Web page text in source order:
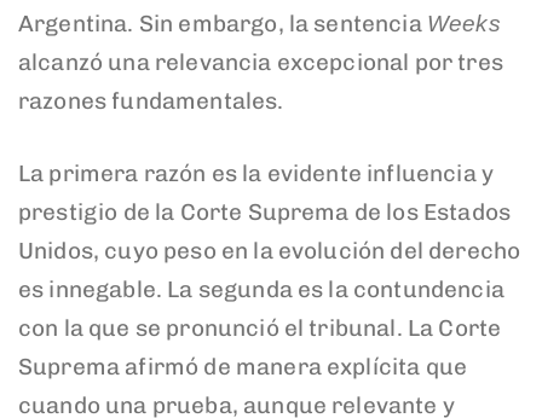
Argentina. Sin embargo, la sentencia Weeks
alcanzó una relevancia excepcional por tres
razones fundamentales.
La primera razón es la evidente influencia y
prestigio de la Corte Suprema de los Estados
Unidos, cuyo peso en la evolución del derecho
es innegable. La segunda es la contundencia
con la que se pronunció el tribunal. La Corte
Suprema afirmó de manera explícita que
cuando una prueba, aunque relevante y